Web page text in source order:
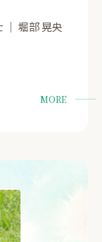
｜ 堀部 晃央
MORE